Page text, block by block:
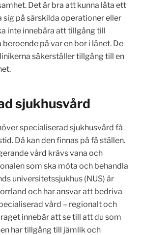
Det är bra att kunna låta ett
sig på särskilda operationer eller
inte innebära att tillgång till
på var en bor i länet. De
säkerställer tillgång till en
sjukhusvård
specialiserad sjukhusvård få
Då kan den finnas på få ställen.
vård krävs vana och
som ska möta och behandla
universitetssjukhus (NUS) är
och har ansvar att bedriva
vård – regionalt och
innebär att se till att du som
har tillgång till jämlik och